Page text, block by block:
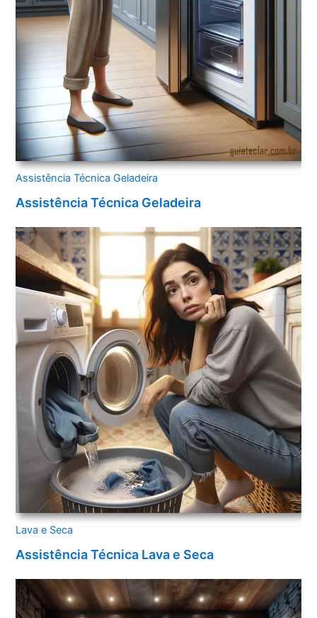
Assistência Técnica Geladeira
Assistência Técnica Geladeira
Lava e Seca
Assistência Técnica Lava e Seca